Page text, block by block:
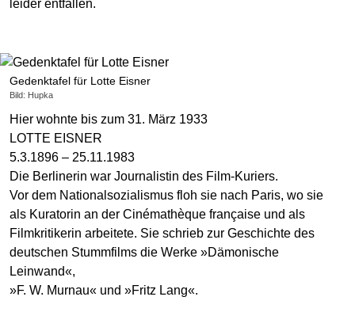
leider entfallen.
Gedenktafel für Lotte Eisner
Bild: Hupka
Hier wohnte bis zum 31. März 1933
LOTTE EISNER
5.3.1896 – 25.11.1983
Die Berlinerin war Journalistin des Film-Kuriers.
Vor dem Nationalsozialismus floh sie nach Paris, wo sie
als Kuratorin an der Cinémathèque française und als
Filmkritikerin arbeitete. Sie schrieb zur Geschichte des
deutschen Stummfilms die Werke »Dämonische
Leinwand«,
»F. W. Murnau« und »Fritz Lang«.